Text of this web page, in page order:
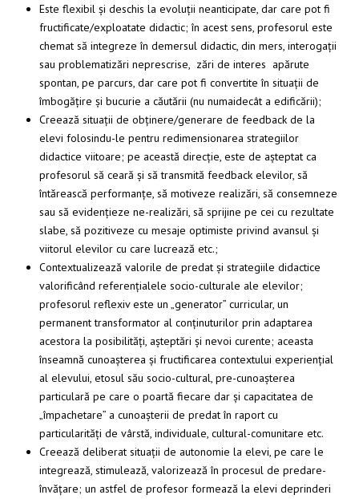
Este flexibil și deschis la evoluții neanticipate, dar care pot fi
fructificate/exploatate didactic; în acest sens, profesorul este
chemat să integreze în demersul didactic, din mers, interogații
sau problematizări neprescrise, zări de interes apărute
spontan, pe parcurs, dar care pot fi convertite în situații de
îmbogățire și bucurie a căutării (nu numaidecât a edificării);
Creează situații de obținere/generare de feedback de la
elevi folosindu-le pentru redimensionarea strategiilor
didactice viitoare; pe această direcție, este de așteptat ca
profesorul să ceară și să transmită feedback elevilor, să
întărească performanțe, să motiveze realizări, să consemneze
sau să evidențieze ne-realizări, să sprijine pe cei cu rezultate
slabe, să pozitiveze cu mesaje optimiste privind avansul și
viitorul elevilor cu care lucrează etc.;
Contextualizează valorile de predat și strategiile didactice
valorificând referențialele socio-culturale ale elevilor;
profesorul reflexiv este un „generator” curricular, un
permanent transformator al conținuturilor prin adaptarea
acestora la posibilități, așteptări și nevoi curente; aceasta
înseamnă cunoașterea și fructificarea contextului experiențial
al elevului, etosul său socio-cultural, pre-cunoașterea
particulară pe care o poartă fiecare dar și capacitatea de
„împachetare” a cunoașterii de predat în raport cu
particularități de vârstă, individuale, cultural-comunitare etc.
Creează deliberat situații de autonomie la elevi, pe care le
integrează, stimulează, valorizează în procesul de predare-
învățare; un astfel de profesor formează la elevi deprinderi